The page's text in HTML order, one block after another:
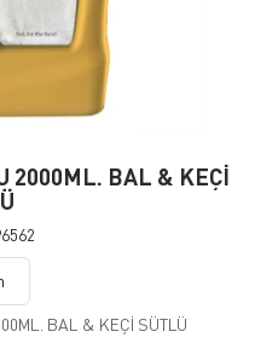
2000ML. BAL & KEÇİ
BAL & KEÇİ SÜTLÜ